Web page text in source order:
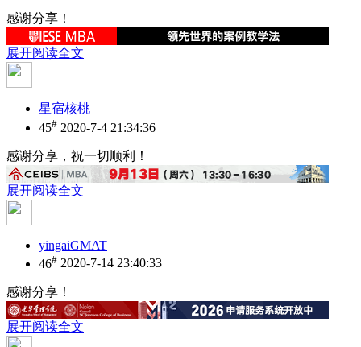
感谢分享！
展开阅读全文
星宿核桃
45# 2020-7-4 21:34:36
感谢分享，祝一切顺利！
展开阅读全文
yingaiGMAT
46# 2020-7-14 23:40:33
感谢分享！
展开阅读全文